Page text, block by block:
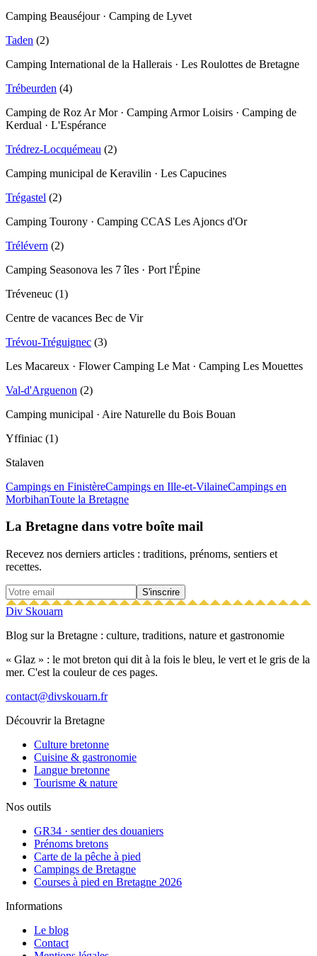
Camping Beauséjour · Camping de Lyvet
Taden (2)
Camping International de la Hallerais · Les Roulottes de Bretagne
Trébeurden (4)
Camping de Roz Ar Mor · Camping Armor Loisirs · Camping de
Kerdual · L'Espérance
Trédrez-Locquémeau (2)
Camping municipal de Keravilin · Les Capucines
Trégastel (2)
Camping Tourony · Camping CCAS Les Ajoncs d'Or
Trélévern (2)
Camping Seasonova les 7 îles · Port l'Épine
Tréveneuc (1)
Centre de vacances Bec de Vir
Trévou-Tréguignec (3)
Les Macareux · Flower Camping Le Mat · Camping Les Mouettes
Val-d'Arguenon (2)
Camping municipal · Aire Naturelle du Bois Bouan
Yffiniac (1)
Stalaven
Campings en FinistèreCampings en Ille-et-VilaineCampings en
MorbihanToute la Bretagne
La Bretagne dans votre boîte mail
Recevez nos derniers articles : traditions, prénoms, sentiers et
recettes.
S'inscrire
Div Skouarn
Blog sur la Bretagne : culture, traditions, nature et gastronomie
« Glaz » : le mot breton qui dit à la fois le bleu, le vert et le gris de la
mer. C'est la couleur de ces pages.
contact@divskouarn.fr
Découvrir la Bretagne
Culture bretonne
Cuisine & gastronomie
Langue bretonne
Tourisme & nature
Nos outils
GR34 · sentier des douaniers
Prénoms bretons
Carte de la pêche à pied
Campings de Bretagne
Courses à pied en Bretagne 2026
Informations
Le blog
Contact